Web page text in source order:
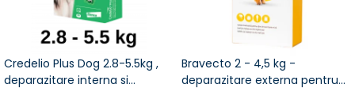
Credelio Plus Dog 2.8-5.5kg ,
deparazitare interna si
Bravecto 2 - 4,5 kg -
deparazitare externa pentru